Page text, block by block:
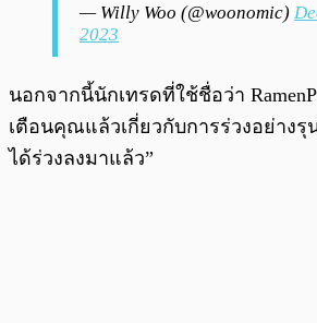
— Willy Woo (@woonomic)
2023
นอกจากนี้นักเทรดที่ใช้ชื่อว่า
เตือนคุณแล้วเกี่ยวกับการร่วงอย่าง
ได้ร่วงลงมาแล้ว”